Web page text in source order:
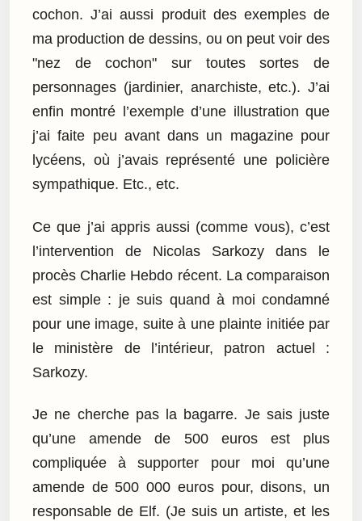
cochon. J’ai aussi produit des exemples de
ma production de dessins, ou on peut voir des
"nez de cochon" sur toutes sortes de
personnages (jardinier, anarchiste, etc.). J’ai
enfin montré l’exemple d’une illustration que
j’ai faite peu avant dans un magazine pour
lycéens, où j’avais représenté une policière
sympathique. Etc., etc.
Ce que j’ai appris aussi (comme vous), c’est
l’intervention de Nicolas Sarkozy dans le
procès Charlie Hebdo récent. La comparaison
est simple : je suis quand à moi condamné
pour une image, suite à une plainte initiée par
le ministère de l’intérieur, patron actuel :
Sarkozy.
Je ne cherche pas la bagarre. Je sais juste
qu’une amende de 500 euros est plus
compliquée à supporter pour moi qu’une
amende de 500 000 euros pour, disons, un
responsable de Elf. (Je suis un artiste, et les